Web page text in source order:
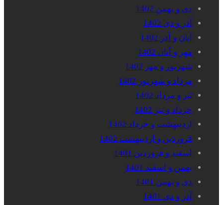
دی و بهمن 1402
آذر و دی 1402
آبان و آذر 1402
مهر و آبان 1402
شهریور و مهر 1402
مرداد و شهریور 1402
تیر و مرداد 1402
خرداد و تیر 1402
اردیبهشت و خرداد 1402
فروردین و اردیبهشت 1402
اسفند و فروردین 1401
بهمن و اسفند 1401
دی و بهمن 1401
آذر و دی 1401